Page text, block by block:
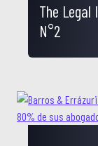
The Legal
N°2